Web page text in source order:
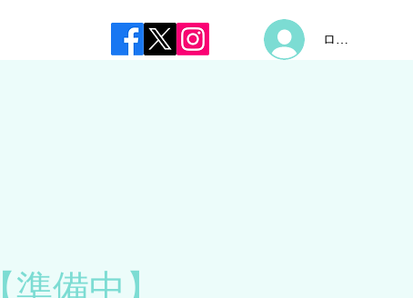
ログイン
【準備中】